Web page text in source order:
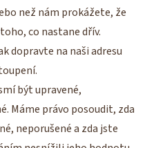
než nám prokážete, že
co nastane dřív.
dopravte na naši adresu
být upravené,
Máme právo posoudit, zda
neporušené a zda jste